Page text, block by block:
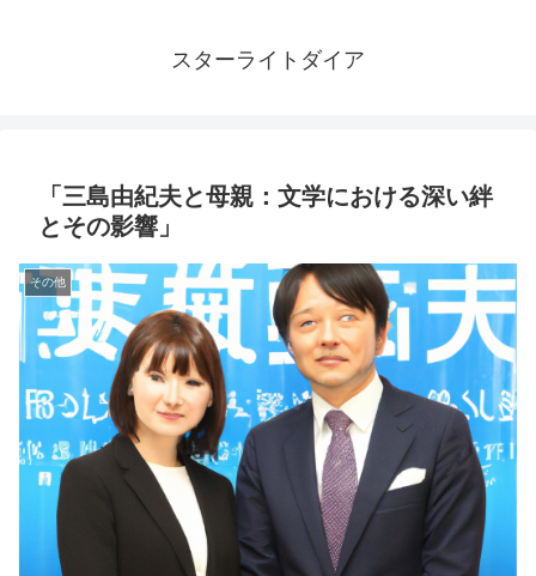
スターライトダイア
「三島由紀夫と母親：文学における深い絆
とその影響」
その他